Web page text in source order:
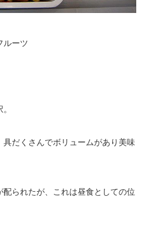
ルーツ
だくさんでボリュームがあり美味
られたが、これは昼食としての位